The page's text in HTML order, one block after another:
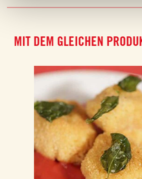
MIT DEM GLEICHEN